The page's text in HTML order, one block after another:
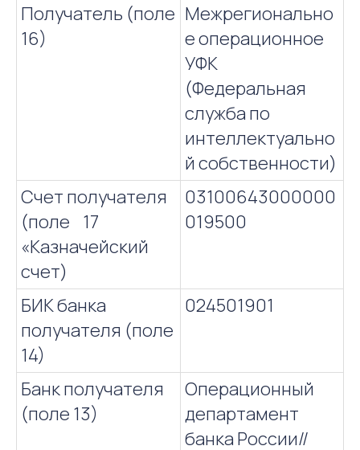
Получатель (поле
16)
Межрегионально
е операционное
УФК
(Федеральная
служба по
интеллектуально
й собственности)
Счет получателя
(поле 17
«Казначейский
счет)
03100643000000
019500
БИК банка
получателя (поле
14)
024501901
Банк получателя
(поле 13)
Операционный
департамент
банка России//